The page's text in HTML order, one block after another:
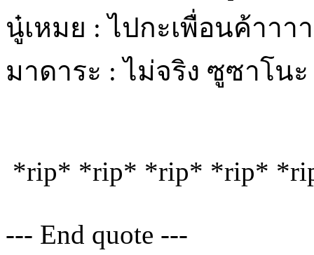
นู๋เหมย : ไปกะเพื่อนค้าาาา
มาดาระ : ไม่จริง ซูซาโน
*rip* *rip* *rip* *rip*
--- End quote ---